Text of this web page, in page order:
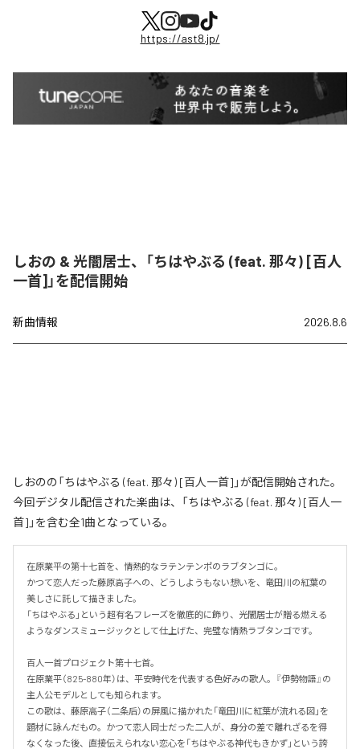
https://ast8.jp/
しおの & 光闇居士、「ちはやぶる (feat. 那々) [百人
一首]」を配信開始
新曲情報 2026.8.6
しおのの「ちはやぶる (feat. 那々) [百人一首]」が配信開始された。
今回デジタル配信された楽曲は、「ちはやぶる (feat. 那々) [百人一
首]」を含む全1曲となっている。
在原業平の第十七首を、情熱的なラテンテンポのラブタンゴに。
かつて恋人だった藤原高子への、どうしようもない想いを、竜田川の紅葉の
美しさに託して描きました。
「ちはやぶる」という超有名フレーズを徹底的に飾り、光闇居士が贈る燃える
ようなダンスミュージックとして仕上げた、完璧な情熱ラブタンゴです。
百人一首プロジェクト第十七首。
在原業平（825-880年）は、平安時代を代表する色好みの歌人。『伊勢物語』の
主人公モデルとしても知られます。
この歌は、藤原高子（二条后）の屏風に描かれた「竜田川に紅葉が流れる図」を
題材に詠んだもの。かつて恋人同士だった二人が、身分の差で離れざるを得
なくなった後、直接伝えられない恋心を「ちはやぶる神代もきかず」という誇